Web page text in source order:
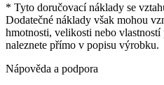
* Tyto doručovací náklady se
Dodatečné náklady však mohou
hmotnosti, velikosti nebo
naleznete přímo v popisu výrobku.
Nápověda a podpora